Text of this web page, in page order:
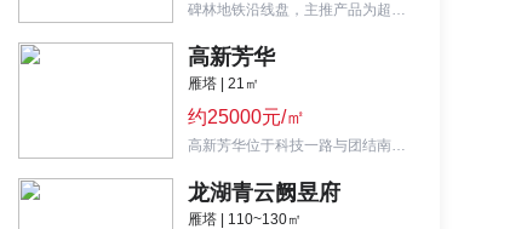
碑林地铁沿线盘，主推产品为超高层，项目主打三/四居室。
高新芳华
雁塔 | 21㎡
约25000元/㎡
高新芳华位于科技一路与团结南路十字向东100米,高新区不限购公寓楼盘
龙湖青云阙昱府
雁塔 | 110~130㎡